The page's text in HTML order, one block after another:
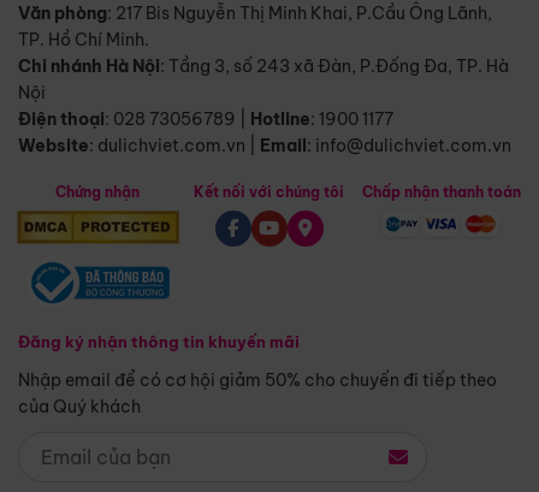
Văn phòng: 217 Bis Nguyễn Thị Minh Khai, P.Cầu Ông Lãnh,
TP. Hồ Chí Minh.
Chi nhánh Hà Nội: Tầng 3, số 243 xã Đàn, P.Đống Đa, TP. Hà
Nội
Điện thoại: 028 73056789 Hotline: 1900 1177
Website: dulichviet.com.vn Email: info@dulichviet.com.vn
Chứng nhận
Đăng ký nhận thông tin khuyến mãi
Nhập email để có cơ hội giảm 50% cho chuyến đi tiếp theo
của Quý khách
Kết nối với chúng tôi Chấp nhận thanh toán